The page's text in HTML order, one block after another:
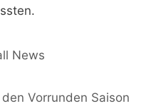
News
Vorrunden Saison